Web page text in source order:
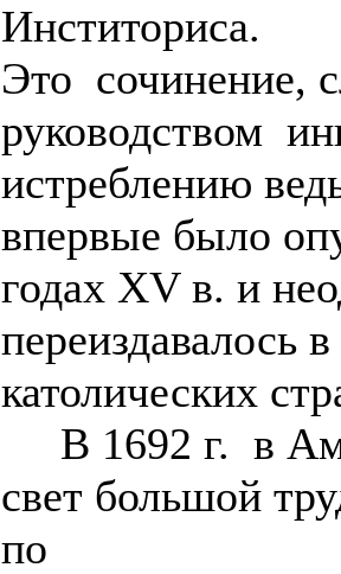
Инститориса.
Это сочинение,
руководством
истреблению
впервые было
годах XV в. и
переиздавалось в
католических
В 1692 г. в
свет большой
по